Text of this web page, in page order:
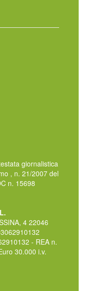
giornalistica
, n. 21/2007 del
n. 15698
4 22046
- REA n.
30.000 i.v.